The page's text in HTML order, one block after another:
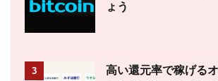
ょう
3
高い還元率で稼げる